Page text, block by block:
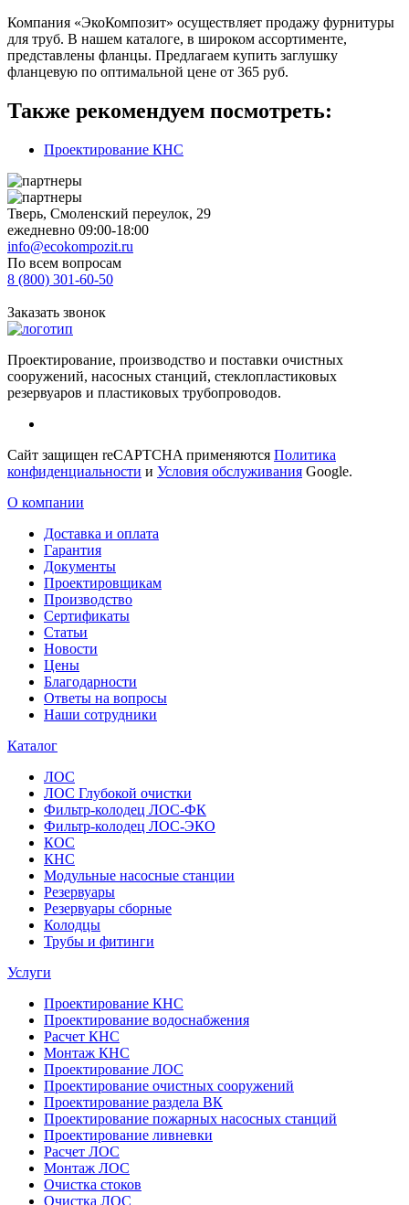
Компания «ЭкоКомпозит» осуществляет продажу фурнитуры
для труб. В нашем каталоге, в широком ассортименте,
представлены фланцы. Предлагаем купить заглушку
фланцевую по оптимальной цене от 365 руб.
Также рекомендуем посмотреть:
Проектирование КНС
Тверь, Смоленский переулок, 29
ежедневно 09:00-18:00
info@ecokompozit.ru
По всем вопросам
8 (800) 301-60-50
Заказать звонок
Проектирование, производство и поставки очистных
сооружений, насосных станций, стеклопластиковых
резервуаров и пластиковых трубопроводов.
Сайт защищен reCAPTCHA применяются Политика
конфиденциальности и Условия обслуживания Google.
О компании
Доставка и оплата
Гарантия
Документы
Проектировщикам
Производство
Сертификаты
Статьи
Новости
Цены
Благодарности
Ответы на вопросы
Наши сотрудники
Каталог
ЛОС
ЛОС Глубокой очистки
Фильтр-колодец ЛОС-ФК
Фильтр-колодец ЛОС-ЭКО
КОС
КНС
Модульные насосные станции
Резервуары
Резервуары сборные
Колодцы
Трубы и фитинги
Услуги
Проектирование КНС
Проектирование водоснабжения
Расчет КНС
Монтаж КНС
Проектирование ЛОС
Проектирование очистных сооружений
Проектирование раздела ВК
Проектирование пожарных насосных станций
Проектирование ливневки
Расчет ЛОС
Монтаж ЛОС
Очистка стоков
Очистка ЛОС